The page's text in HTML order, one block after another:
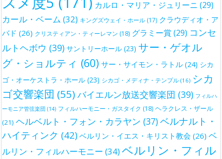
カルロ・マリア・ジュリーニ (29)
カール・ベーム (32) キングズウェイ・ホール (17) クラウディオ・ア
バド (26) クリスティアン・ティーレマン (18) グラミー賞 (29) コンセ
ルトヘボウ (39) サントリーホール (23) サー・ゲオル
グ・ショルティ (60) サー・サイモン・ラトル (24) シカ
ゴ・オーケストラ・ホール (23) シカゴ・メディナ・テンプル (16) シカ
ゴ交響楽団 (55) バイエルン放送交響楽団 (39) フィルハ
ーモニア管弦楽団 (14) フィルハーモニー・ガスタイク (18) ヘラクレス・ザール
(21) ヘルベルト・フォン・カラヤン (37)ベルナルト・
ハイティンク (42) ベルリン・イエス・キリスト教会 (26) ベ
ルリン・フィルハーモニー (34)ベルリン・フィル